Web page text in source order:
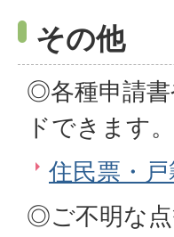
その他
◎各種申請書
ドできます。
住民票・
◎ご不明な点